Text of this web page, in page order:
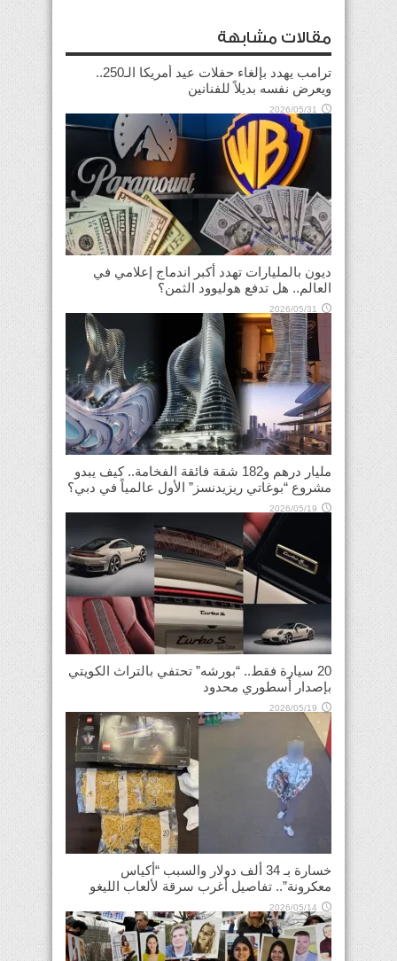
مقالات مشابهة
ترامب يهدد بإلغاء حفلات عيد أمريكا الـ250..
ويعرض نفسه بديلاً للفنانين
2026/05/31
ديون بالمليارات تهدد أكبر اندماج إعلامي في
العالم.. هل تدفع هوليوود الثمن؟
2026/05/31
مليار درهم و182 شقة فائقة الفخامة.. كيف يبدو
مشروع “بوغاتي ريزيدنسز” الأول عالمياً في دبي؟
2026/05/19
20 سيارة فقط.. “بورشه” تحتفي بالتراث الكويتي
بإصدار أسطوري محدود
2026/05/19
خسارة بـ 34 ألف دولار والسبب “أكياس
معكرونة”.. تفاصيل أغرب سرقة لألعاب الليغو
2026/05/14